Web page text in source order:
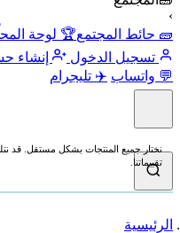
›
🧱 حائط المجتمع🏆 لوحة
تسجيل الدخول
إنشاء
💬 واتساب ✈️ تليجرام
نختار جميع المنتجات بشكل مستقل. قد
تقييماتنا.
الرئيسية